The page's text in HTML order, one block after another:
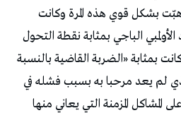
هبّت بشكل قوي هذه المرة وكانت
الباجي بمثابة نقطة التحول
بمثابة «الضربة القاضية بالنسبة
لم يعد مرحبا به بسبب فشله في
المشاكل المزمنة التي يعاني منها